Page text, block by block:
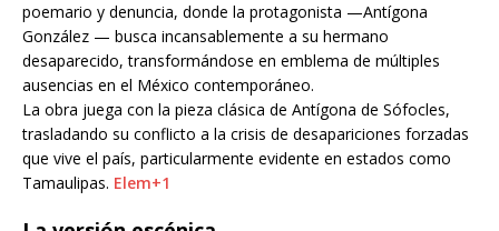
poemario y denuncia, donde la protagonista —Antígona
González — busca incansablemente a su hermano
desaparecido, transformándose en emblema de múltiples
ausencias en el México contemporáneo.
La obra juega con la pieza clásica de Antígona de Sófocles,
trasladando su conflicto a la crisis de desapariciones forzadas
que vive el país, particularmente evidente en estados como
Tamaulipas. Elem+1